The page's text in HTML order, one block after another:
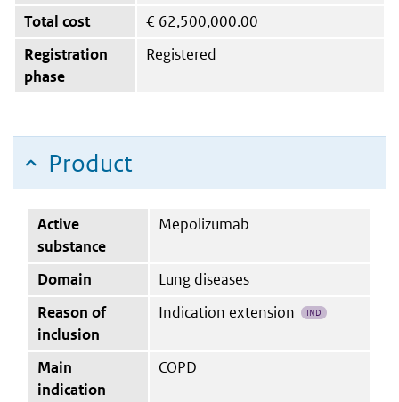
Total cost € 62,500,000.00
Registration
phase
Registered
Product
Active
substance
Mepolizumab
Domain
Lung diseases
Reason of
inclusion
Indication extension IND
Main
indication
COPD